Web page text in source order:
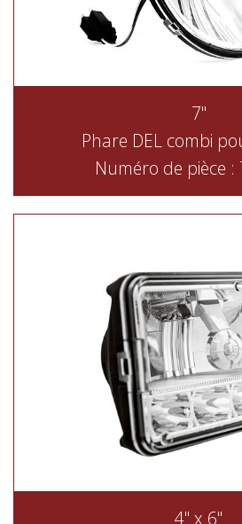
7"
Phare DEL combi
Numéro de pièce :
4" x 6"